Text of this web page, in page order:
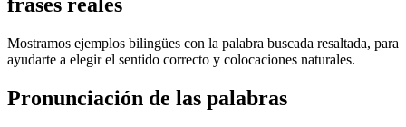
Mostramos ejemplos bilingües con la palabra buscada resaltada, para
ayudarte a elegir el sentido correcto y colocaciones naturales.
Pronunciación de las palabras